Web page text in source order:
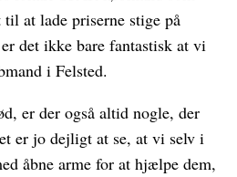
at lade priserne stige på
det ikke bare fantastisk at vi
i Felsted.
er der også altid nogle, der
er jo dejligt at se, at vi selv i
åbne arme for at hjælpe dem,